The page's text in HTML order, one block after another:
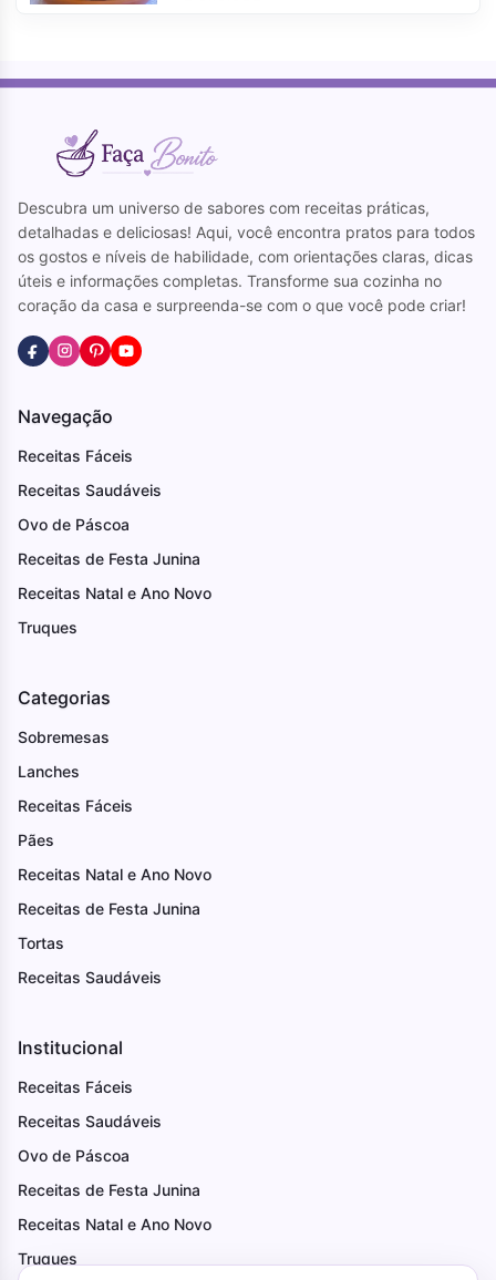
Descubra um universo de sabores com receitas práticas,
detalhadas e deliciosas! Aqui, você encontra pratos para todos
os gostos e níveis de habilidade, com orientações claras, dicas
úteis e informações completas. Transforme sua cozinha no
coração da casa e surpreenda-se com o que você pode criar!
Navegação
Receitas Fáceis
Receitas Saudáveis
Ovo de Páscoa
Receitas de Festa Junina
Receitas Natal e Ano Novo
Truques
Categorias
Sobremesas
Lanches
Receitas Fáceis
Pães
Receitas Natal e Ano Novo
Receitas de Festa Junina
Tortas
Receitas Saudáveis
Institucional
Receitas Fáceis
Receitas Saudáveis
Ovo de Páscoa
Receitas de Festa Junina
Receitas Natal e Ano Novo
Truques